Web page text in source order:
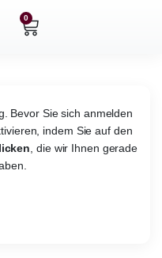
0
Warenkorb
Bevor Sie sich anmelden
indem Sie auf den
, die wir Ihnen gerade